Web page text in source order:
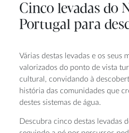
Cinco levadas do
Portugal para
Várias destas levadas e os seus
valorizados do ponto de vista
cultural, convidando à
história das comunidades que
destes sistemas de água.
Descubra cinco destas levadas